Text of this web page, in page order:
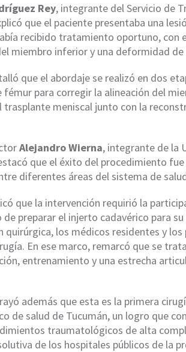
Rey, integrante del Servicio de
que el paciente presentaba una
recibido tratamiento oportuno, con
miembro inferior y una deformidad de
que el abordaje se realizó en dos
para corregir la alineación del
trasplante meniscal junto con la
Alejandro Wierna, integrante de la
que el éxito del procedimiento
diferentes áreas del sistema de
que la intervención requirió la
de preparar el injerto cadavérico para
quirúrgica, los médicos residentes y
En ese marco, remarcó que se
entrenamiento y una estrecha
además que esta es la primera
de salud de Tucumán, un logro que
traumatológicos de alta
de los hospitales públicos de la